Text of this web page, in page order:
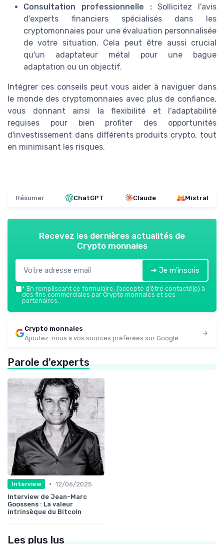
Consultation professionnelle :Sollicitez l'avis
d'experts financiers spécialisés dans les
cryptomonnaies pour une évaluation personnalisée
de votre situation. Cela peut être aussi crucial
qu'un adaptateur métal pour une bague
adaptation ou un objectif.
Intégrer ces conseils peut vous aider à naviguer dans
le monde des cryptomonnaies avec plus de confiance,
vous donnant ainsi la flexibilité et l'adaptabilité
requises pour bien profiter des opportunités
d'investissement dans différents produits crypto, tout
en minimisant les risques.
Résumer ChatGPT Claude Mistral
Recevez les dernières actualités de
Crypto monnaies
➔ Je m'inscris
* En remplissant ce formulaire, j’accepte d’être contacté(e) à
des fins commerciales par Crypto monnaies et ses
partenaires.
Crypto monnaies
Ajoutez-nous à vos sources préférées sur Google
Parole d'experts
Interview • 12/06/2025
Interview de Jean-Marc
Goossens : La valeur
intrinsèque du Bitcoin
Les plus lus